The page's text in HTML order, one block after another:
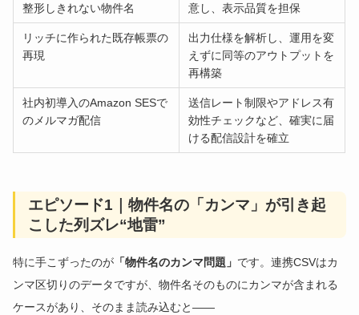
整形しきれない物件名
意し、表示品質を担保
リッチに作られた既存帳票の
再現
出力仕様を解析し、運用を変
えずに同等のアウトプットを
再構築
社内初導入のAmazon SESで
のメルマガ配信
送信レート制限やアドレス有
効性チェックなど、確実に届
ける配信設計を確立
エピソード1｜物件名の「カンマ」が引き起
こした列ズレ“地雷”
特に手こずったのが 「物件名のカンマ問題」 です。連携CSVはカ
ンマ区切りのデータですが、物件名そのものにカンマが含まれる
ケースがあり、そのまま読み込むと——